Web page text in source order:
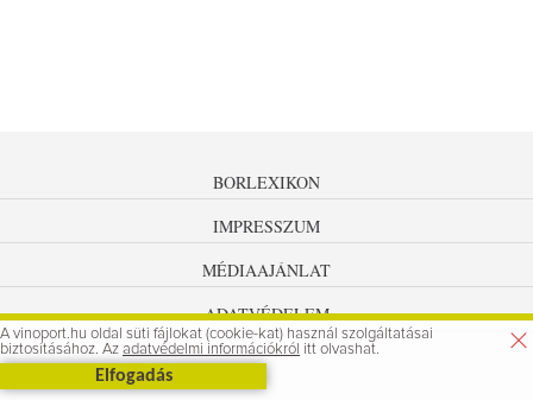
BORLEXIKON
IMPRESSZUM
MÉDIAAJÁNLAT
ADATVÉDELEM
A vinoport.hu oldal süti fájlokat (cookie-kat) használ szolgáltatásai
biztosításához. Az adatvédelmi információkról itt olvashat.
Elfogadás